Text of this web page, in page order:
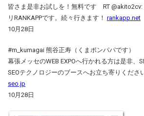
皆さま是非お試しを！無料です RT @akito2cv:
リRANKAPPです。続々行きます！ rankapp.net
10月28日
#m_kumagai 熊谷正寿（くまポンパパです）
幕張メッセのWEB EXPOへ行かれる方は是非、
SEOテクノロジーのブースへお立ち寄りくださ
seo.jp
10月28日